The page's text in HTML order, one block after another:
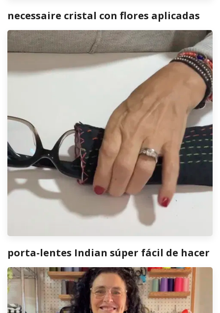
necessaire cristal con flores aplicadas
porta-lentes Indian súper fácil de hacer